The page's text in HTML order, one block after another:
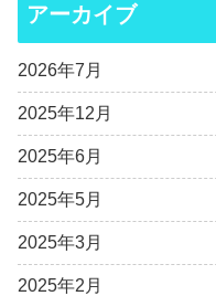
アーカイブ
2026年7月
2025年12月
2025年6月
2025年5月
2025年3月
2025年2月